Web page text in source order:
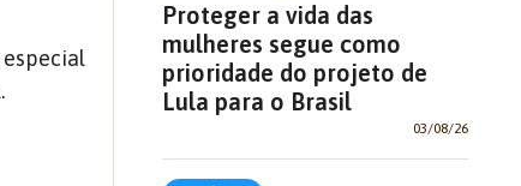
Proteger a vida das
mulheres segue como
prioridade do projeto de
Lula para o Brasil
03/08/26